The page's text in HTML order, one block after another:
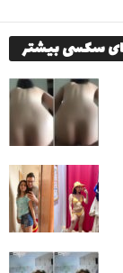
سکسی بیشتر